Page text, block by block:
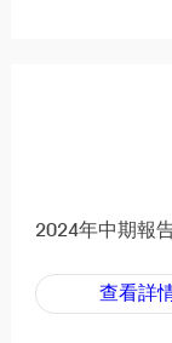
2024年中期報
查看詳